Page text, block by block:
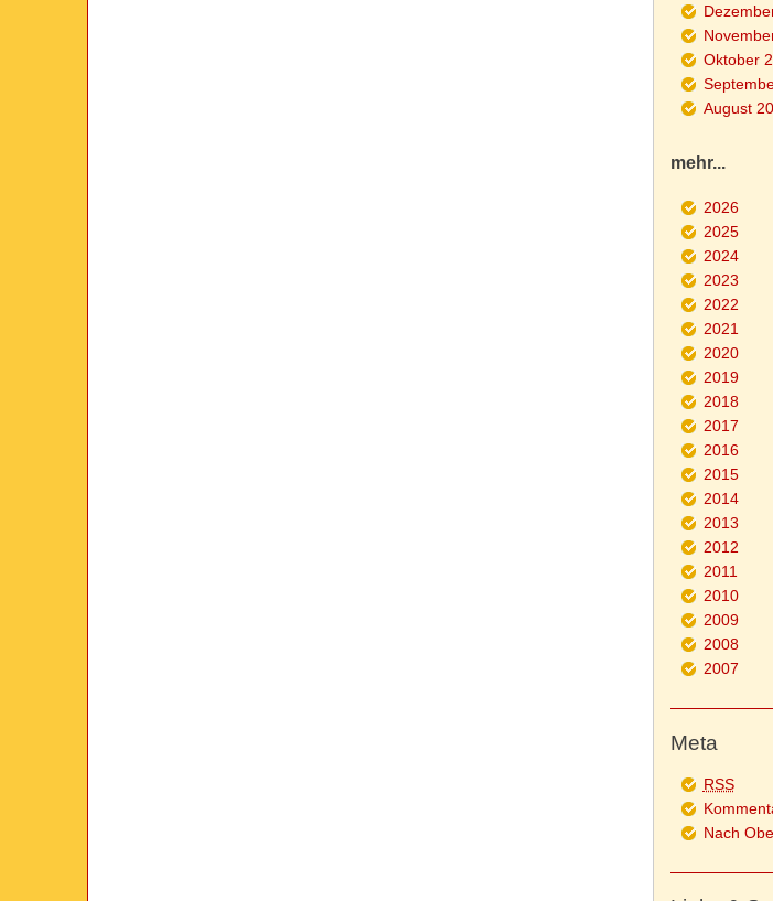
Oktober
August
mehr...
2026
2025
2024
2023
2022
2021
2020
2019
2018
2017
2016
2015
2014
2013
2012
2011
2010
2009
2008
2007
Meta
RSS
Nach